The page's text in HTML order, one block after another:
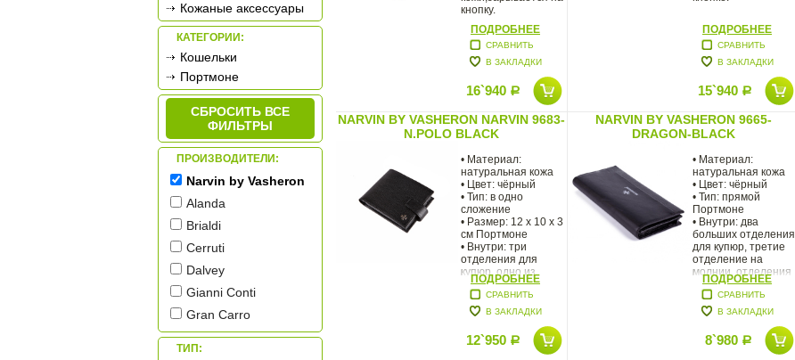
Кожаные аксессуары
КАТЕГОРИИ:
Кошельки
Портмоне
СБРОСИТЬ ВСЕ
ФИЛЬТРЫ
ПРОИЗВОДИТЕЛИ:
Narvin by Vasheron
Alanda
Brialdi
Cerruti
Dalvey
Gianni Conti
Gran Carro
Leonhard Heyden
ТИП:
кнопку.
ПОДРОБНЕЕ
СРАВНИТЬ
В ЗАКЛАДКИ
16`940 Р
ПОДРОБНЕЕ
СРАВНИТЬ
В ЗАКЛАДКИ
15`940 Р
NARVIN BY VASHERON NARVIN 9683-
N.POLO BLACK
• Материал:
натуральная кожа
• Цвет: чёрный
• Тип: в одно
сложение
• Размер: 12 x 10 x 3
см Портмоне
• Внутри: три
отделения для
купюр, одно из
ПОДРОБНЕЕ
СРАВНИТЬ
В ЗАКЛАДКИ
12`950 Р
NARVIN BY VASHERON 9665-
DRAGON-BLACK
• Материал:
натуральная кожа
• Цвет: чёрный
• Тип: прямой
Портмоне
• Внутри: два
больших отделения
для купюр, третие
отделение на
молнии, отделения
ПОДРОБНЕЕ
СРАВНИТЬ
В ЗАКЛАДКИ
8`980 Р